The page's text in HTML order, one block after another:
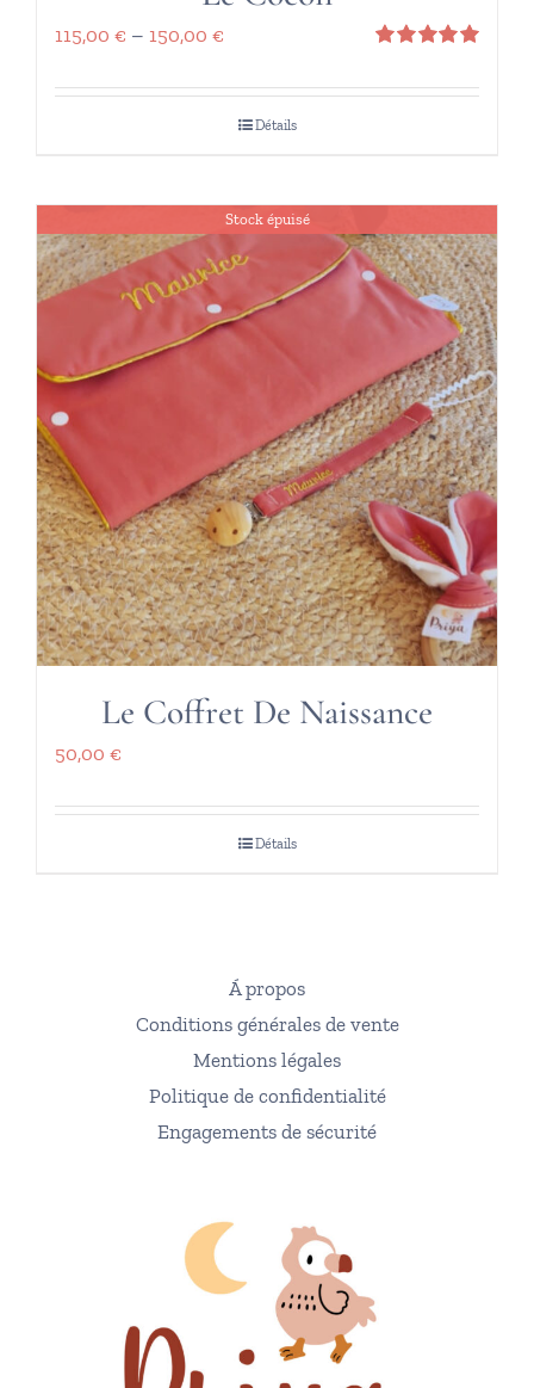
sur 5
115,00 € – 150,00 €
Détails
Stock épuisé
Le Coffret De Naissance
50,00 €
Détails
Á propos
Conditions générales de vente
Mentions légales
Politique de confidentialité
Engagements de sécurité